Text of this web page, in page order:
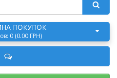
ПОКУПОК
0 (0.00 ГРН)